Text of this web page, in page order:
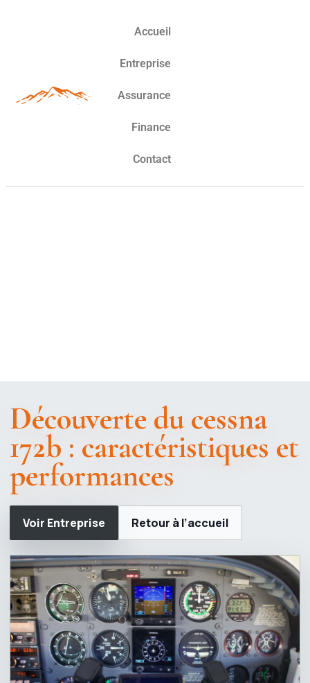
Accueil
Entreprise
Assurance
Finance
Contact
Découverte du cessna
172b : caractéristiques et
performances
Voir Entreprise Retour à l’accueil